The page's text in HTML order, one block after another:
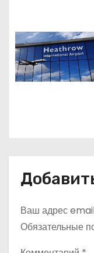
Ваш адрес email
Обязательные